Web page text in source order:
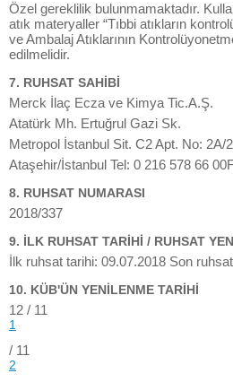
Özel gereklilik bulunmamaktadır.
atık materyaller “Tıbbi atıkların
ve Ambalaj Atıklarının
edilmelidir.
7. RUHSAT SAHİBİ
Merck İlaç Ecza ve Kimya Tic.A.Ş.
Atatürk Mh. Ertuğrul Gazi Sk.
Metropol İstanbul Sit. C2 Apt. No: 2A/
Ataşehir/İstanbul Tel: 0 216 578 66
8. RUHSAT NUMARASI
2018/337
9. İLK RUHSAT TARİHİ / RUHSAT
İlk ruhsat tarihi: 09.07.2018 Son
10. KÜB'ÜN YENİLENME TARİHİ
12 / 11
1
/ 11
2